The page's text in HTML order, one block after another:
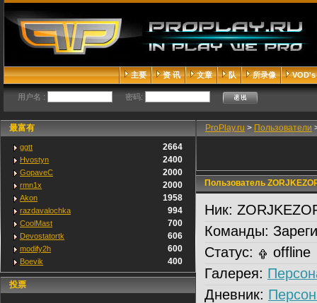
主要 资 讯 文章 队 所录像 VOD's
用户名 : 密码:
最富有
ggtt 2664
Hvostyn 2400
GopaveC 2000
rmn1x 2000
Akon 1958
razdavalochka 994
CoolMast 700
Devostatortk 606
modify2h 600
Boevik 400
投票
ProPlay.ru > Пользователи
Пользователь
Ник:
Команды:
Статус:
offline
Галерея:
Дневник: